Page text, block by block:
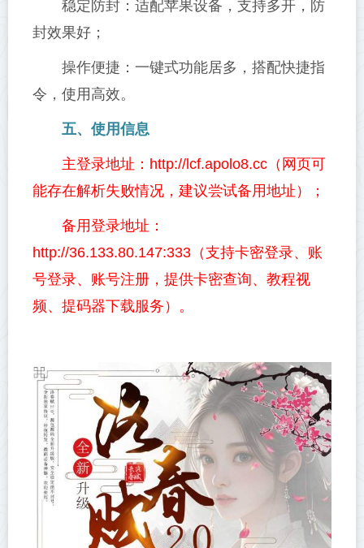
稳定防封：适配苹果设备，支持多开，防
封效果好；
操作便捷：一键式功能居多，搭配快捷指
令，使用高效。
五、使用信息
主登录地址：http://lcf.apolo8.cc（网页可
能存在解析失败情况，建议尝试备用地址）；
备用登录地址：
http://36.133.80.147:333（支持卡密登录、账
号登录、账号注册，提供卡密查询、教程视
频、提码器下载服务）。